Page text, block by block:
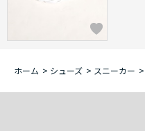
ホーム > シューズ > スニーカー >